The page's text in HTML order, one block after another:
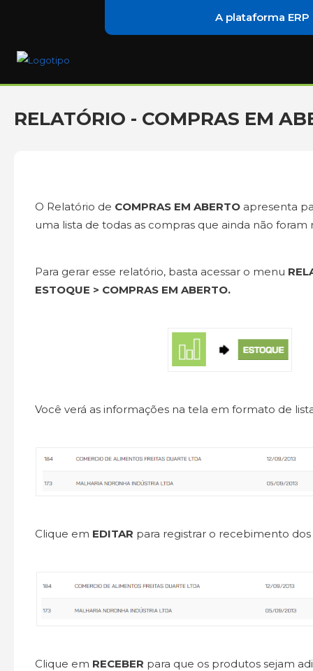
A plataforma
RELATÓRIO - COMPRAS EM
O Relatório de COMPRAS EM ABERTO apresenta
uma lista de todas as compras que ainda não foram
Para gerar esse relatório, basta acessar o menu
ESTOQUE > COMPRAS EM ABERTO.
Você verá as informações na tela em formato de
Clique em EDITAR para registrar o recebimento
Clique em RECEBER para que os produtos sejam